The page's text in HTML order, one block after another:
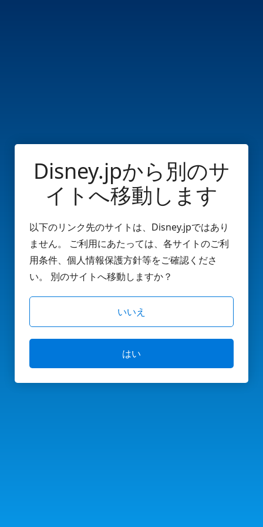
Disney.jpから別のサ
イトへ移動します
以下のリンク先のサイトは、Disney.jpではあり
ません。 ご利用にあたっては、各サイトのご利
用条件、個人情報保護方針等をご確認くださ
い。 別のサイトへ移動しますか？
いいえ
はい